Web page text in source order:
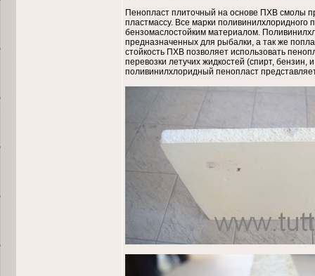
Пенопласт плиточный на основе ПХВ смолы
пластмассу. Все марки
бензомаслостойким материалом.
предназначенных для рыбалки, а так же
стойкость ПХВ позволяет использовать
перевозки летучих жидкостей (спирт,
поливинилхлоридный пенопласт